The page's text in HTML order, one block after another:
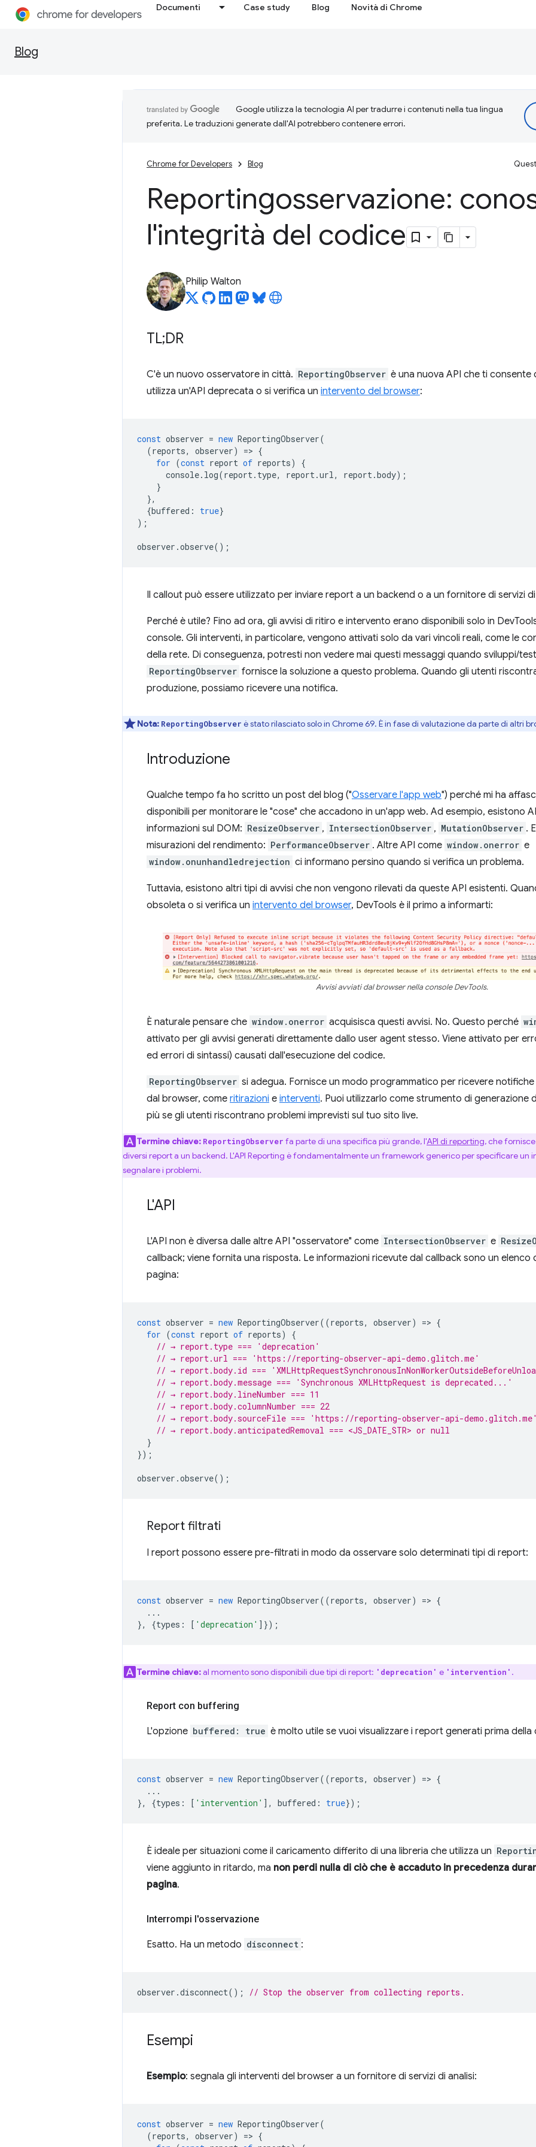
Documenti Case study Blog Novità di Chrome
Blog
Google utilizza la tecnologia AI per tradurre i contenuti nella tua lingua
preferita. Le traduzioni generate dall'AI potrebbero contenere errori.
Chrome for Developers Blog
Reportingosservazione:
l'integrità del codice
Philip Walton
TL;DR
C'è un nuovo osservatore in città. ReportingObserver è una nuova API che ti
utilizza un'API deprecata o si verifica un intervento del browser:
const observer = new ReportingObserver(
(reports, observer) => {
for (const report of reports)
{
console. log(report. type, report.url, report.body);
}
},
{buffered : true}
);
observer .observe();
Il callout può essere utilizzato per inviare report a un backend o a un fornitore di servizi
Perché è utile? Fino ad ora, gli avvisi di ritiro e intervento erano disponibili solo in
console. Gli interventi, in particolare, vengono attivati solo da vari vincoli reali, come le
della rete. Di conseguenza, potresti non vedere mai questi messaggi quando sviluppi/
ReportingObserver fornisce la soluzione a questo problema. Quando gli utenti
produzione, possiamo ricevere una notifica.
Nota: ReportingObserver è stato rilasciato solo in Chrome 69. È in fase di valutazione da parte di altri
Introduzione
Qualche tempo fa ho scritto un post del blog ("Osservare l'app web") perché mi ha
disponibili per monitorare le "cose" che accadono in un'app web. Ad esempio, esistono
informazioni sul DOM: ResizeObserver , IntersectionObserver , MutationObserver .
misurazioni del rendimento: PerformanceObserver . Altre API come window.onerror e
window.onunhandledrejection ci informano persino quando si verifica un problema.
Tuttavia, esistono altri tipi di avvisi che non vengono rilevati da queste API esistenti.
obsoleta o si verifica un intervento del browser, DevTools è il primo a informarti:
Avvisi avviati dal browser nella console DevTools.
È naturale pensare che window.onerror acquisisca questi avvisi. No. Questo perché
attivato per gli avvisi generati direttamente dallo user agent stesso. Viene attivato per
ed errori di sintassi) causati dall'esecuzione del codice.
ReportingObserver si adegua. Fornisce un modo programmatico per ricevere notifiche
dal browser, come ritirazioni e interventi. Puoi utilizzarlo come strumento di
più se gli utenti riscontrano problemi imprevisti sul tuo sito live.
Termine chiave: ReportingObserver fa parte di una specifica più grande, l'API di reporting, che
diversi report a un backend. L'API Reporting è fondamentalmente un framework generico per specificare un
segnalare i problemi.
L'API
L'API non è diversa dalle altre API "osservatore" come IntersectionObserver e
callback; viene fornita una risposta. Le informazioni ricevute dal callback sono un elenco
pagina:
const observer = new ReportingObserver((reports, observer) => {
for (const report of reports)
{
// → report.type === 'deprecation'
// → report.url === 'https://reporting-observer-api-demo.glitch.me'
// → report.body.id ===
// → report.body.message === 'Synchronous XMLHttpRequest is deprecated...'
// → report.body.lineNumber === 11
// → report.body.columnNumber === 22
// → report.body.sourceFile === 'https://reporting-observer-api-demo.glitch.me'
// → report.body.anticipatedRemoval === <JS_DATE_STR> or null
}
});
observer .observe();
Report filtrati
I report possono essere pre-filtrati in modo da osservare solo determinati tipi di report:
const observer = new ReportingObserver((reports, observer) => {
...
},
{types : [ 'deprecation' ]});
Termine chiave:al momento sono disponibili due tipi di report: 'deprecation' e 'intervention' .
Report con buffering
L'opzione buffered: true è molto utile se vuoi visualizzare i report generati prima
const observer = new ReportingObserver((reports, observer) => {
...
},
{types : [ 'intervention' ], buffered : true});
È ideale per situazioni come il caricamento differito di una libreria che utilizza un
viene aggiunto in ritardo, ma non perdi nulla di ciò che è accaduto in precedenza
pagina.
Interrompi l'osservazione
Esatto. Ha un metodo disconnect :
observer .disconnect(); // Stop the observer from collecting reports.
Esempi
Esempio: segnala gli interventi del browser a un fornitore di servizi di analisi:
const observer = new ReportingObserver(
(reports, observer) => {